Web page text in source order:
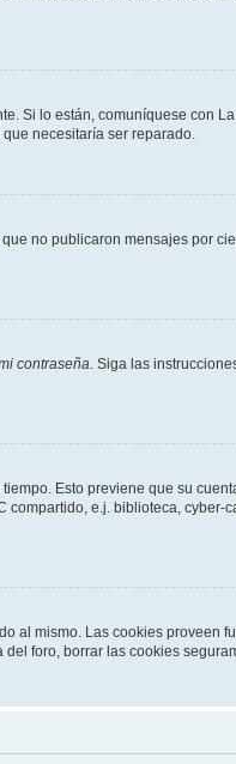
Si lo están, comuníquese con
necesitaría ser reparado.
no publicaron mensajes por
contraseña . Siga las
Esto previene que su
e.j. biblioteca, cyber-
al mismo. Las cookies proveen
foro, borrar las cookies